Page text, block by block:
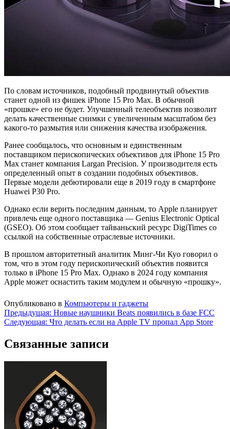
По словам источников, подобный продвинутый объектив
станет одной из фишек iPhone 15 Pro Max. В обычной
«прошке» его не будет. Улучшенный телеобъектив позволит
делать качественные снимки с увеличенным масштабом без
какого-то размытия или снижения качества изображения.
Ранее сообщалось, что основным и единственным
поставщиком перископических объективов для iPhone 15 Pro
Max станет компания Largan Precision. У производителя есть
определенный опыт в создании подобных объективов.
Первые модели дебютировали еще в 2019 году в смартфоне
Huawei P30 Pro.
Однако если верить последним данным, то Apple планирует
привлечь еще одного поставщика — Genius Electronic Optical
(GSEO). Об этом сообщает тайваньский ресурс DigiTimes со
ссылкой на собственные отраслевые источники.
В прошлом авторитетный аналитик Минг-Чи Куо говорил о
том, что в этом году перископический объектив появится
только в iPhone 15 Pro Max. Однако в 2024 году компания
Apple может оснастить таким модулем и обычную «прошку».
Опубликовано в Компьютеры и гаджеты
Навигация
по
записям
Предыдущая: Новые наушники Beats появились в базе FCC
Следующая: Что делать если на Apple TV пропал App Store
Связанные записи